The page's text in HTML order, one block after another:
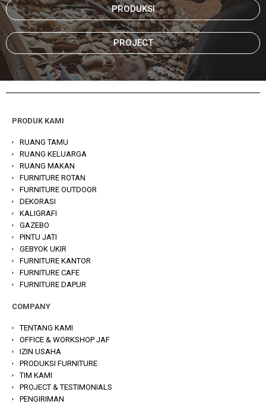
PRODUKSI
PROJECT
PRODUK KAMI
RUANG TAMU
RUANG KELUARGA
RUANG MAKAN
FURNITURE ROTAN
FURNITURE OUTDOOR
DEKORASI
KALIGRAFI
GAZEBO
PINTU JATI
GEBYOK UKIR
FURNITURE KANTOR
FURNITURE CAFE
FURNITURE DAPUR
COMPANY
TENTANG KAMI
OFFICE & WORKSHOP JAF
IZIN USAHA
PRODUKSI FURNITURE
TIM KAMI
PROJECT & TESTIMONIALS
PENGIRIMAN